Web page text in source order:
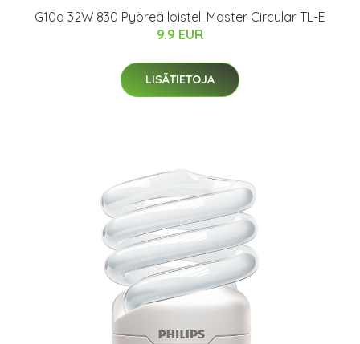
G10q 32W 830 Pyöreä loistel. Master Circular TL-E
9.9 EUR
LISÄTIETOJA